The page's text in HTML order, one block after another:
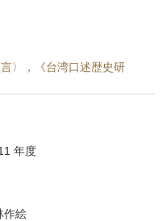
〉，《台湾口述歴史研
年度
作絵